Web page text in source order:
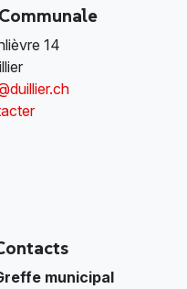
14
municipal